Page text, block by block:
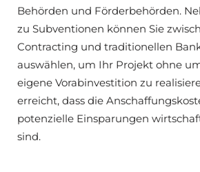
Behörden und Förderbehörden.
zu Subventionen können Sie
Contracting und traditionellen
auswählen, um Ihr Projekt ohne
eigene Vorabinvestition zu
erreicht, dass die
potenzielle Einsparungen
sind.